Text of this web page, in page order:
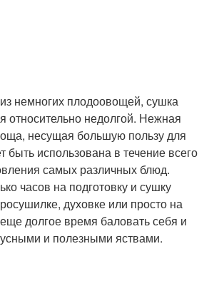
немногих плодоовощей, сушка
относительно недолгой. Нежная
несущая большую пользу для
быть использована в течение всего
самых различных блюд.
часов на подготовку и сушку
духовке или просто на
долгое время баловать себя и
и полезными яствами.